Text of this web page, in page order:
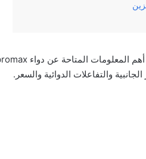
‌والتفاعلات‌ ‌الدوائية‌ ‌والسعر.‌